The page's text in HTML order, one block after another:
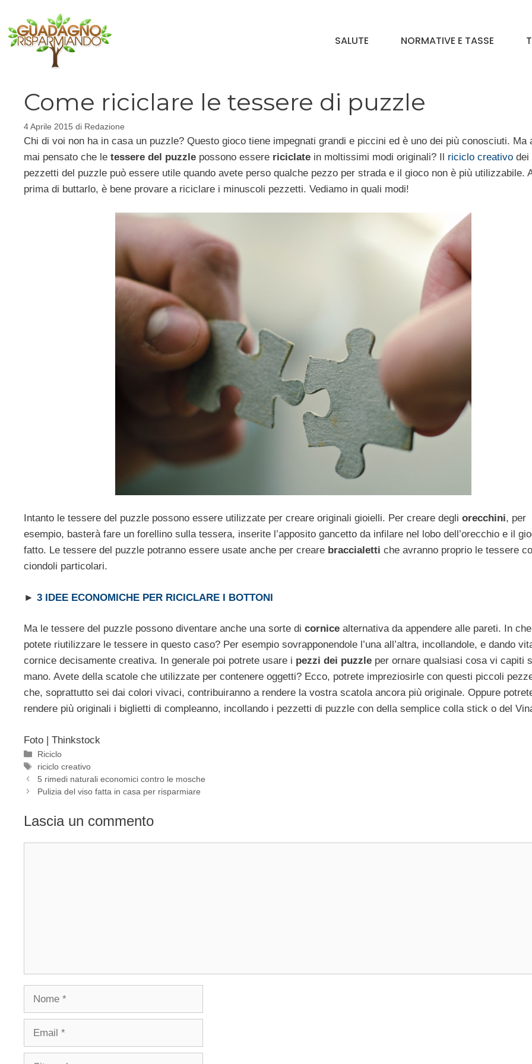
contenuto
SALUTE NORMATIVE E TASSE
Come riciclare le tessere di puzzle
4 Aprile 2015 di Redazione
Chi di voi non ha in casa un puzzle? Questo gioco tiene impegnati grandi e piccini ed è uno dei più conosciuti. Ma
mai pensato che le tessere del puzzle possono essere riciclate in moltissimi modi originali? Il riciclo creativo dei
pezzetti del puzzle può essere utile quando avete perso qualche pezzo per strada e il gioco non è più utilizzabile.
prima di buttarlo, è bene provare a riciclare i minuscoli pezzetti. Vediamo in quali modi!
Intanto le tessere del puzzle possono essere utilizzate per creare originali gioielli. Per creare degli orecchini, per
esempio, basterà fare un forellino sulla tessera, inserite l’apposito gancetto da infilare nel lobo dell’orecchio e il
fatto. Le tessere del puzzle potranno essere usate anche per creare braccialetti che avranno proprio le tessere
ciondoli particolari.
► 3 IDEE ECONOMICHE PER RICICLARE I BOTTONI
Ma le tessere del puzzle possono diventare anche una sorte di cornice alternativa da appendere alle pareti. In
potete riutilizzare le tessere in questo caso? Per esempio sovrapponendole l’una all’altra, incollandole, e dando
cornice decisamente creativa. In generale poi potrete usare i pezzi dei puzzle per ornare qualsiasi cosa vi capiti
mano. Avete della scatole che utilizzate per contenere oggetti? Ecco, potrete impreziosirle con questi piccoli
che, soprattutto sei dai colori vivaci, contribuiranno a rendere la vostra scatola ancora più originale. Oppure
rendere più originali i biglietti di compleanno, incollando i pezzetti di puzzle con della semplice colla stick o del
Foto | Thinkstock
Categorie
Riciclo
Tag
riciclo creativo
5 rimedi naturali economici contro le mosche
Pulizia del viso fatta in casa per risparmiare
Lascia un commento
Nome
Email
Sito